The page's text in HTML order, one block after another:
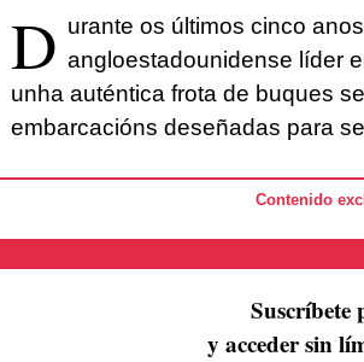
D urante os últimos cinco
angloestadounidense líder
unha auténtica frota de buques
embarcacións deseñadas para
Contenido
Suscríbete
y acceder sin